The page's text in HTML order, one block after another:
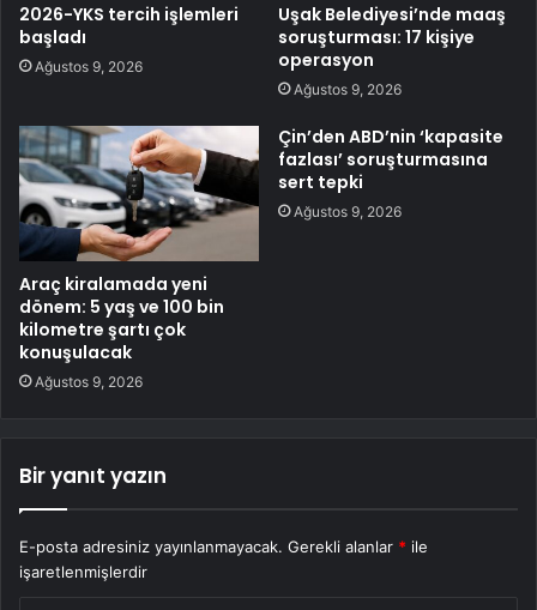
2026-YKS tercih işlemleri
başladı
Ağustos 9, 2026
Uşak Belediyesi’nde maaş
soruşturması: 17 kişiye
operasyon
Ağustos 9, 2026
Araç kiralamada yeni
dönem: 5 yaş ve 100 bin
kilometre şartı çok
konuşulacak
Ağustos 9, 2026
Çin’den ABD’nin ‘kapasite
fazlası’ soruşturmasına
sert tepki
Ağustos 9, 2026
Bir yanıt yazın
E-posta adresiniz yayınlanmayacak. Gerekli alanlar * ile
işaretlenmişlerdir